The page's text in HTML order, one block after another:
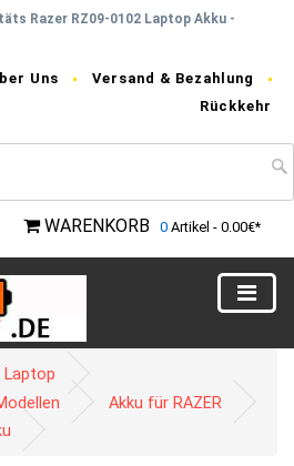
Razer RZ09-0102 Laptop Akku -
Uns
Versand & Bezahlung
Rückkehr
WARENKORB 0 Artikel - 0.00€*
Laptop
Akku für RAZER